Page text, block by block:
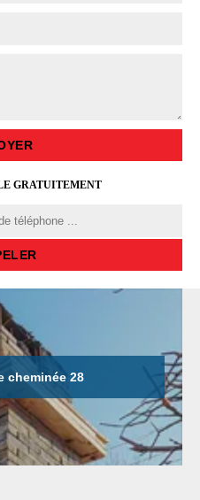
GRATUITEMENT
cheminée 28